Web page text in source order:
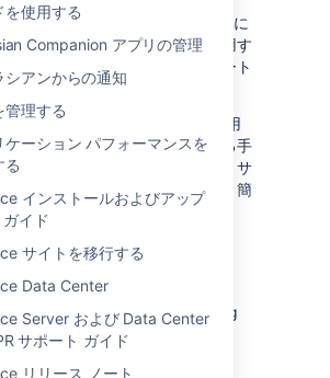
を使用する
Companion アプリの管理
シアンからの通知
管理する
ケーション パフォーマンスを
る
インストールおよびアップ
イド
サイトを移行する
Data Center
Server および Data Center
サポート ガイド
リリース ノート
、データベースとログ ファイルに
き込みます。データベースを使用す
を簡単に表示、検索、エクスポート
があれば、監査ログを長期保存用
スから定期的にエクスポートする手
ります。なお、その主な目的は、サ
製のログ記録プラットフォームと簡
ことです。
Data Center clustered
node has its own log, which
in the <home-
log/audit directory>. The log
JSON file.